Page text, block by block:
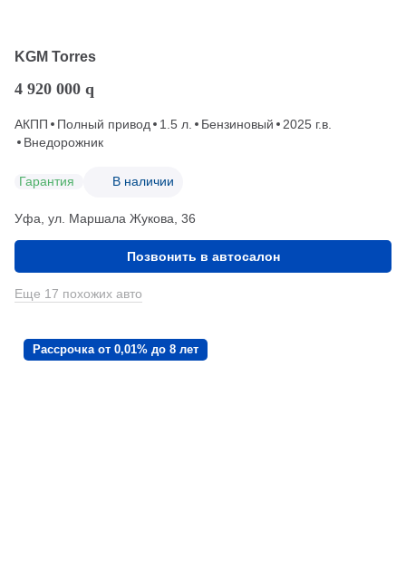
KGM Torres
4 920 000 q
АКПП Полный привод 1.5 л. Бензиновый
2025 г.в.
Внедорожник
Гарантия В наличии
Уфа, ул. Маршала Жукова, 36
Позвонить в автосалон
Еще 17 похожих авто
Рассрочка от 0,01% до 8 лет